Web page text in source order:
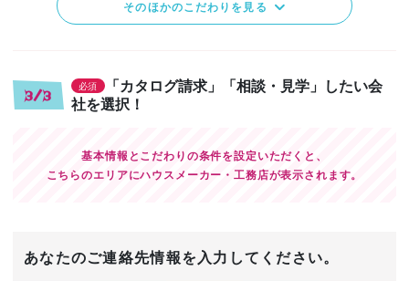
そのほかのこだわりを見る
3/3
必須
「カタログ請求」「相談・見学」したい会
社を選択！
基本情報とこだわりの条件を設定いただくと、
こちらのエリアにハウスメーカー・工務店が表示されます。
あなたのご連絡先情報を入力してください。